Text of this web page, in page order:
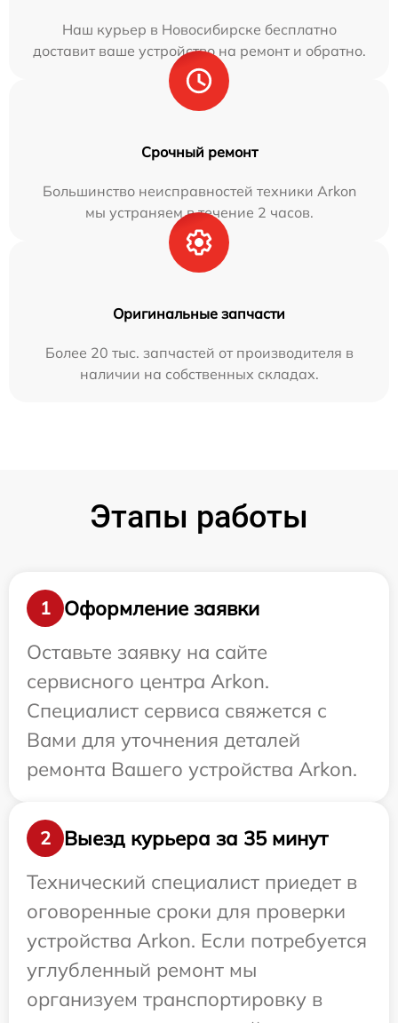
Наш курьер в Новосибирске бесплатно
доставит ваше устройство на ремонт и обратно.
Срочный ремонт
Большинство неисправностей техники Arkon
мы устраняем в течение 2 часов.
Оригинальные запчасти
Более 20 тыс. запчастей от производителя в
наличии на собственных складах.
Этапы работы
1
Оформление заявки
Оставьте заявку на сайте
сервисного центра Arkon.
Специалист сервиса свяжется с
Вами для уточнения деталей
ремонта Вашего устройства Arkon.
2
Выезд курьера за 35 минут
Технический специалист приедет в
оговоренные сроки для проверки
устройства Arkon. Если потребуется
углубленный ремонт мы
организуем транспортировку в